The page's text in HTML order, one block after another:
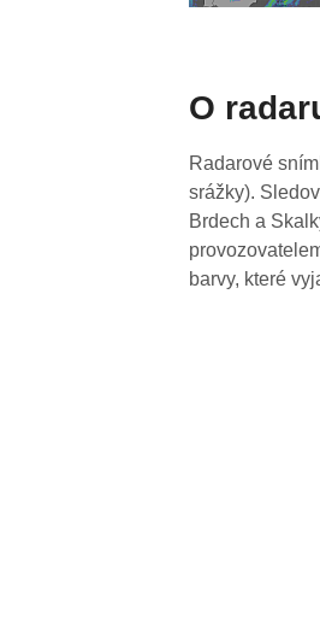
O
Radarové
srážky).
Brdech a
barvy, které